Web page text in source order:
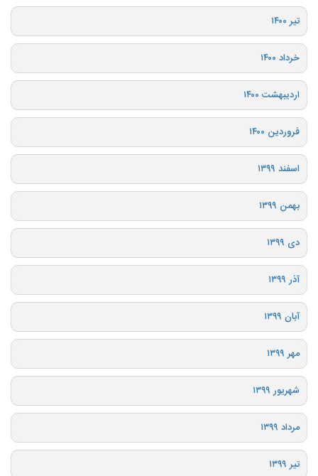
تیر ۱۴۰۰
خرداد ۱۴۰۰
اردیبهشت ۱۴۰۰
فروردین ۱۴۰۰
اسفند ۱۳۹۹
بهمن ۱۳۹۹
دی ۱۳۹۹
آذر ۱۳۹۹
آبان ۱۳۹۹
مهر ۱۳۹۹
شهریور ۱۳۹۹
مرداد ۱۳۹۹
تیر ۱۳۹۹